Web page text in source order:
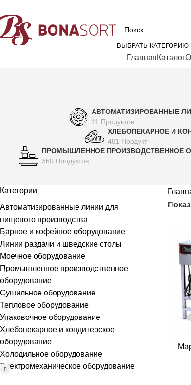
ВЫБРАТЬ КАТЕГОРИЮ
ГлавнаяКаталог
АВТОМАТИЗИРОВАННЫЕ
11 Продуктов
ХЛЕБОПЕКАРНОЕ И
481 Продукт
ПРОМЫШЛЕННОЕ ПРОИЗВОДСТВЕННОЕ
360 Продуктов
Категории
Автоматизированные линии для
пищевого производства
Барное и кофейное оборудование
Линии раздачи и шведские столы
Моечное оборудование
Промышленное производственное
оборудование
Сушильное оборудование
Тепловое оборудование
Упаковочное оборудование
Хлебопекарное и кондитерское
оборудование
Холодильное оборудование
Электромеханическое оборудование